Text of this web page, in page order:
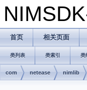
首页 相关页面
类列表 类索引 类
com netease nimlib